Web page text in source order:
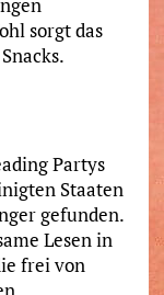
sorgt das
Partys
Staaten
gefunden.
Lesen in
frei von